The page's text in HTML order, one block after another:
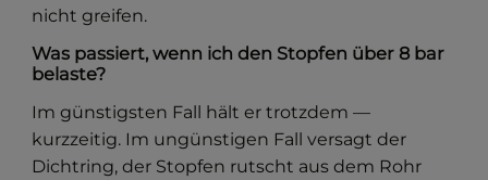
nicht greifen.
Was passiert, wenn ich den Stopfen über 8 bar
belaste?
Im günstigsten Fall hält er trotzdem —
kurzzeitig. Im ungünstigen Fall versagt der
Dichtring, der Stopfen rutscht aus dem Rohr